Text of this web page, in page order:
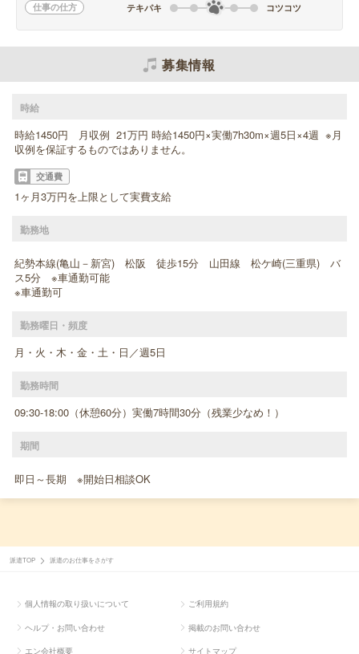
仕事の仕方 テキパキ コツコツ
募集情報
時給
時給1450円 月収例 21万円 時給1450円×実働7h30m×週5日×4週 ※月
収例を保証するものではありません。
交通費
1ヶ月3万円を上限として実費支給
勤務地
紀勢本線(亀山－新宮) 松阪 徒歩15分 山田線 松ケ崎(三重県) バ
ス5分 ※車通勤可能
※車通勤可
勤務曜日・頻度
月・火・木・金・土・日／週5日
勤務時間
09:30-18:00（休憩60分）実働7時間30分（残業少なめ！）
期間
即日～長期 ※開始日相談OK
派遣TOP 派遣のお仕事をさがす
個人情報の取り扱いについて ご利用規約
ヘルプ・お問い合わせ 掲載のお問い合わせ
エン会社概要 サイトマップ